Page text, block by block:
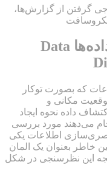
گرفتن از گزارش‌ها،
4. بصری سازی و اکتشاف داده‌ها Data
که بصورت توکار
مکانی و
داده نحوه ایجاد
می‌دهند مورد بررسی
اطلاعات یکی
خاطر بعنوان یک المان
این نظرسنجی در شکل